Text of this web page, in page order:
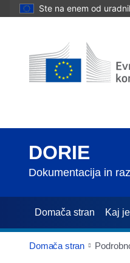
Ste na enem od
DORIE
Dokumentacija in
Domača stran Kaj
Domača stran